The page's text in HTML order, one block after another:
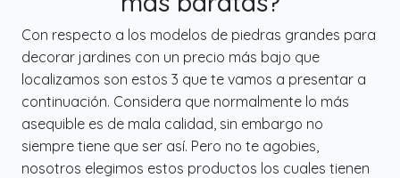
Con respecto a los modelos de piedras grandes para
decorar jardines con un precio más bajo que
localizamos son estos 3 que te vamos a presentar a
continuación. Considera que normalmente lo más
asequible es de mala calidad, sin embargo no
siempre tiene que ser así. Pero no te agobies,
nosotros elegimos estos productos los cuales tienen